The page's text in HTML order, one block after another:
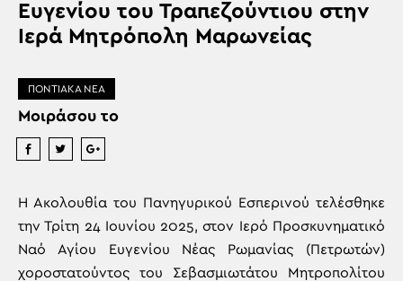
Ευγενίου του Τραπεζούντιου στην
Ιερά Μητρόπολη Μαρωνείας
ΠΟΝΤΙΑΚΑ ΝΕΑ
Μοιράσου το
Η Ακολουθία του Πανηγυρικού Εσπερινού τελέσθηκε
την Τρίτη 24 Ιουνίου 2025, στον Ιερό Προσκυνηματικό
Ναό Αγίου Ευγενίου Νέας Ρωμανίας (Πετρωτών)
χοροστατούντος του Σεβασμιωτάτου Μητροπολίτου